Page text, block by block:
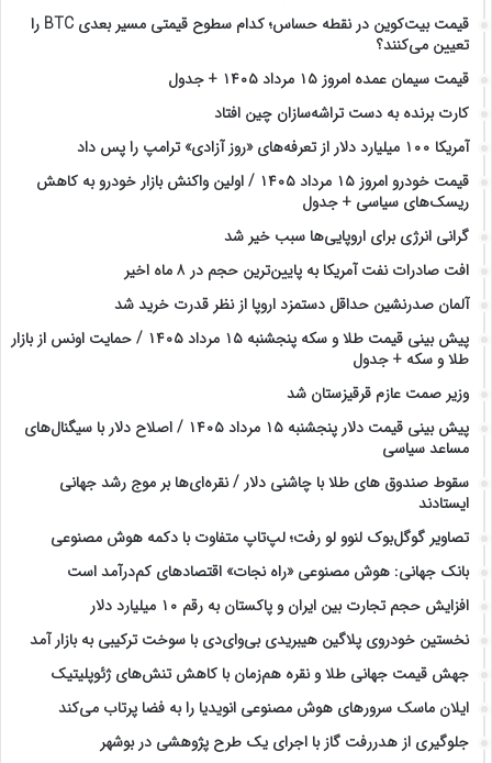
قیمت بیت‌کوین در نقطه حساس؛ کدام سطوح قیمتی مسیر بعدی BTC را
تعیین می‌کنند؟
قیمت سیمان عمده امروز ۱۵ مرداد ۱۴۰۵ + جدول
کارت برنده به دست تراشه‌سازان چین افتاد
آمریکا ۱۰۰ میلیارد دلار از تعرفه‌های «روز آزادی» ترامپ را پس داد
قیمت خودرو امروز ۱۵ مرداد ۱۴۰۵ / اولین واکنش بازار خودرو به کاهش
ریسک‌های سیاسی + جدول
گرانی انرژی برای اروپایی‌ها سبب خیر شد
افت صادرات نفت آمریکا به پایین‌ترین حجم در ۸ ماه اخیر
آلمان صدرنشین حداقل دستمزد اروپا از نظر قدرت خرید شد
پیش‌ بینی قیمت طلا و سکه پنجشنبه ۱۵ مرداد ۱۴۰۵ / حمایت اونس از بازار
طلا و سکه + جدول
وزیر صمت عازم قرقیزستان شد
پیش ‌بینی قیمت دلار پنجشنبه ۱۵ مرداد ۱۴۰۵ / اصلاح دلار با سیگنال‌های
مساعد سیاسی
سقوط صندوق های طلا با چاشنی دلار / نقره‌ای‌ها بر موج رشد جهانی
ایستادند
تصاویر گوگل‌بوک لنوو لو رفت؛ لپ‌تاپ متفاوت با دکمه هوش مصنوعی
بانک جهانی: هوش مصنوعی «راه نجات» اقتصادهای کم‌درآمد است
افزایش حجم تجارت بین ایران و پاکستان به رقم ۱۰ میلیارد دلار
نخستین خودروی پلاگین هیبریدی بی‌وای‌دی با سوخت ترکیبی به بازار آمد
جهش قیمت جهانی طلا و نقره هم‌زمان با کاهش تنش‌های ژئوپلیتیک
ایلان ماسک سرورهای هوش مصنوعی انویدیا را به فضا پرتاب می‌کند
جلوگیری از هدررفت گاز با اجرای یک طرح پژوهشی در بوشهر